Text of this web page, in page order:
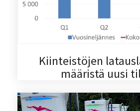
Kiinteistöjen
määristä uusi